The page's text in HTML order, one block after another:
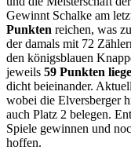
Gewinnt Schalke am
Punkten reichen, was
der damals mit 72
den königsblauen
jeweils 59 Punkten
dicht beieinander.
wobei die Elversberger
auch Platz 2 belegen.
Spiele gewinnen und
hoffen.